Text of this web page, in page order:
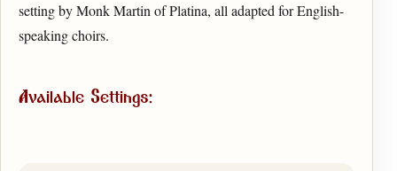
setting by Monk Martin of Platina, all adapted for English-
speaking choirs.
Available Settings: